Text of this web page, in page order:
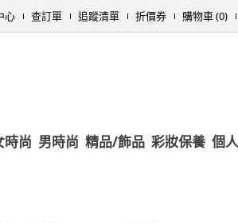
心 查訂單 追蹤清單 折價券 購物車 (0)
時尚 男時尚 精品/飾品 彩妝保養 個